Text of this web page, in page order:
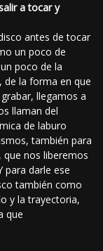
a tocar y
antes de tocar
un poco de
poco de la
de la forma en que
llegamos a
llaman del
de laburo
también para
nos liberemos
para darle ese
también como
y la trayectoria,
que